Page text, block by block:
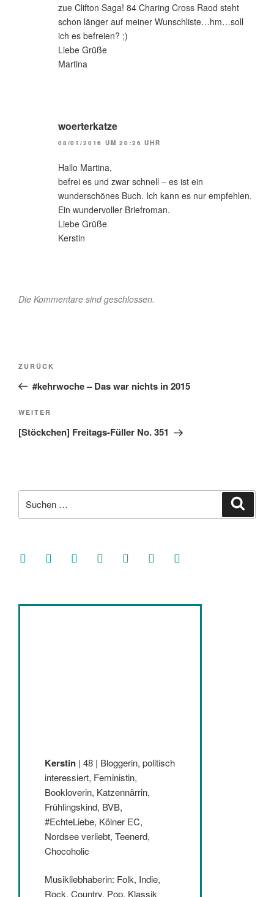
zue Clifton Saga! 84 Charing Cross Raod steht
schon länger auf meiner Wunschliste…hm…soll
ich es befreien? ;)
Liebe Grüße
Martina
woerterkatze
08/01/2016 UM 20:26 UHR
Hallo Martina,
befrei es und zwar schnell – es ist ein
wunderschönes Buch. Ich kann es nur empfehlen.
Ein wundervoller Briefroman.
Liebe Grüße
Kerstin
Die Kommentare sind geschlossen.
Beitragsnavigation
Vorheriger
Beitrag
ZURÜCK
#kehrwoche – Das war nichts in 2015
Nächster
Beitrag
WEITER
[Stöckchen] Freitags-Füller No. 351
nach:
facebooksoundcloud
twitter mastodoninstagramthreads goodreads
Kerstin | 48 | Bloggerin, politisch
interessiert, Feministin,
Bookloverin, Katzennärrin,
Frühlingskind, BVB,
#EchteLiebe, Kölner EC,
Nordsee verliebt, Teenerd,
Chocoholic
Musikliebhaberin: Folk, Indie,
Rock, Country, Pop, Klassik